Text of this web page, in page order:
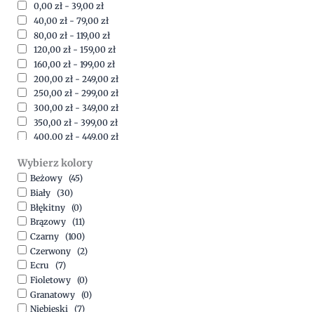
Sukienki (41)
Swetry Damskie (19)
Szorty (7)
0,00 zł - 39,00 zł
40,00 zł - 79,00 zł
80,00 zł - 119,00 zł
120,00 zł - 159,00 zł
160,00 zł - 199,00 zł
200,00 zł - 249,00 zł
250,00 zł - 299,00 zł
300,00 zł - 349,00 zł
350,00 zł - 399,00 zł
400,00 zł - 449,00 zł
500,00zł-1500,00
Wybierz kolory
Beżowy (45)
Biały (30)
Błękitny (0)
Brązowy (11)
Czarny (100)
Czerwony (2)
Ecru
(7)
Fioletowy (0)
Granatowy (0)
Niebieski (7)